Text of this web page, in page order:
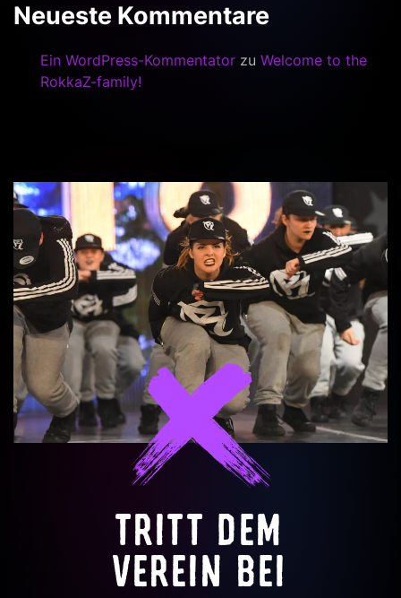
Neueste Kommentare
Ein WordPress-Kommentator zu Welcome to the
RokkaZ-family!
TRITT DEM
VEREIN BEI